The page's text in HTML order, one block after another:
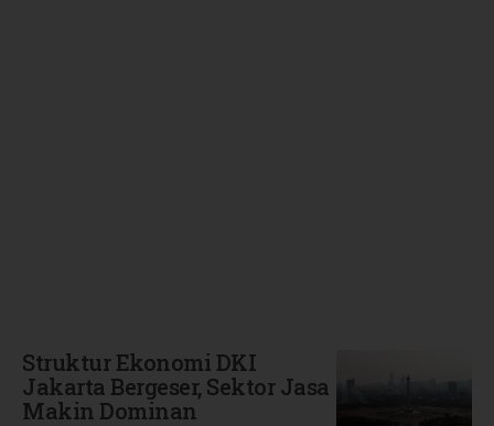
Struktur Ekonomi DKI
Jakarta Bergeser, Sektor Jasa
Makin Dominan